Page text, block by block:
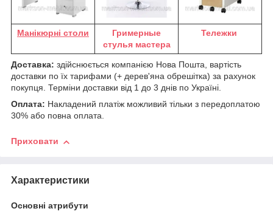
Манікюрні столи
Гримерные
стулья мастера
Тележки
Доставка: здійснюється компанією Нова Пошта, вартість
доставки по їх тарифами (+ дерев'яна обрешітка) за рахунок
покупця. Терміни доставки від 1 до 3 днів по Україні.
Оплата: Накладений платіж можливий тільки з передоплатою
30% або повна оплата.
Приховати
Характеристики
Основні атрибути